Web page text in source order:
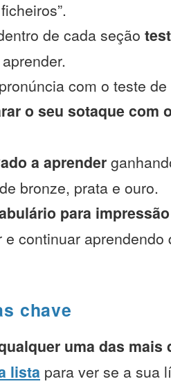
de cada seção
com o teste
o seu sotaque com
a aprender
bronze, prata e ouro.
para impressão
e continuar aprendendo
chave
uma das mais
lista para ver se a sua